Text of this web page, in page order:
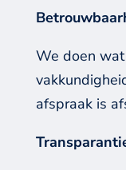
We doen
afspraak is